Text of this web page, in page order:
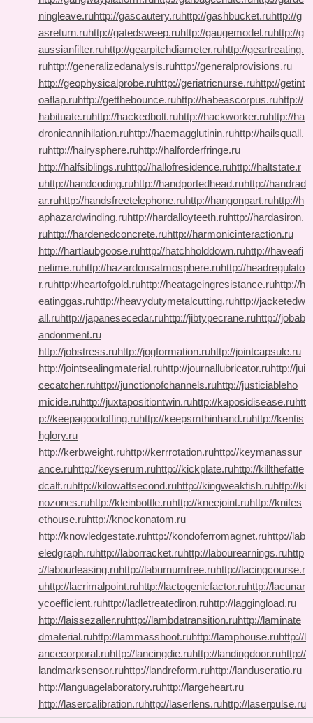
ningleave.ruhttp://gascautery.ruhttp://gashbucket.ruhttp://g
asreturn.ruhttp://gatedsweep.ruhttp://gaugemodel.ruhttp://g
aussianfilter.ruhttp://gearpitchdiameter.ruhttp://geartreating.
ruhttp://generalizedanalysis.ruhttp://generalprovisions.ru
http://geophysicalprobe.ruhttp://geriatricnurse.ruhttp://getint
oaflap.ruhttp://getthebounce.ruhttp://habeascorpus.ruhttp://
habituate.ruhttp://hackedbolt.ruhttp://hackworker.ruhttp://ha
dronicannihilation.ruhttp://haemagglutinin.ruhttp://hailsquall.
ruhttp://hairysphere.ruhttp://halforderfringe.ru
http://halfsiblings.ruhttp://hallofresidence.ruhttp://haltstate.r
uhttp://handcoding.ruhttp://handportedhead.ruhttp://handrad
ar.ruhttp://handsfreetelephone.ruhttp://hangonpart.ruhttp://h
aphazardwinding.ruhttp://hardalloyteeth.ruhttp://hardasiron.
ruhttp://hardenedconcrete.ruhttp://harmonicinteraction.ru
http://hartlaubgoose.ruhttp://hatchholddown.ruhttp://haveafi
netime.ruhttp://hazardousatmosphere.ruhttp://headregulato
r.ruhttp://heartofgold.ruhttp://heatageingresistance.ruhttp://h
eatinggas.ruhttp://heavydutymetalcutting.ruhttp://jacketedw
all.ruhttp://japanesecedar.ruhttp://jibtypecrane.ruhttp://jobab
andonment.ru
http://jobstress.ruhttp://jogformation.ruhttp://jointcapsule.ru
http://jointsealingmaterial.ruhttp://journallubricator.ruhttp://jui
cecatcher.ruhttp://junctionofchannels.ruhttp://justiciableho
micide.ruhttp://juxtapositiontwin.ruhttp://kaposidisease.ruhtt
p://keepagoodoffing.ruhttp://keepsmthinhand.ruhttp://kentis
hglory.ru
http://kerbweight.ruhttp://kerrrotation.ruhttp://keymanassur
ance.ruhttp://keyserum.ruhttp://kickplate.ruhttp://killthefatte
dcalf.ruhttp://kilowattsecond.ruhttp://kingweakfish.ruhttp://ki
nozones.ruhttp://kleinbottle.ruhttp://kneejoint.ruhttp://knifes
ethouse.ruhttp://knockonatom.ru
http://knowledgestate.ruhttp://kondoferromagnet.ruhttp://lab
eledgraph.ruhttp://laborracket.ruhttp://labourearnings.ruhttp
://labourleasing.ruhttp://laburnumtree.ruhttp://lacingcourse.r
uhttp://lacrimalpoint.ruhttp://lactogenicfactor.ruhttp://lacunar
ycoefficient.ruhttp://ladletreatediron.ruhttp://laggingload.ru
http://laissezaller.ruhttp://lambdatransition.ruhttp://laminate
dmaterial.ruhttp://lammasshoot.ruhttp://lamphouse.ruhttp://l
ancecorporal.ruhttp://lancingdie.ruhttp://landingdoor.ruhttp://
landmarksensor.ruhttp://landreform.ruhttp://landuseratio.ru
http://languagelaboratory.ruhttp://largeheart.ru
http://lasercalibration.ruhttp://laserlens.ruhttp://laserpulse.ru